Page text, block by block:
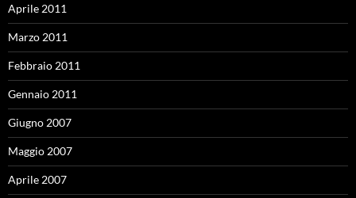
Aprile 2011
Marzo 2011
Febbraio 2011
Gennaio 2011
Giugno 2007
Maggio 2007
Aprile 2007